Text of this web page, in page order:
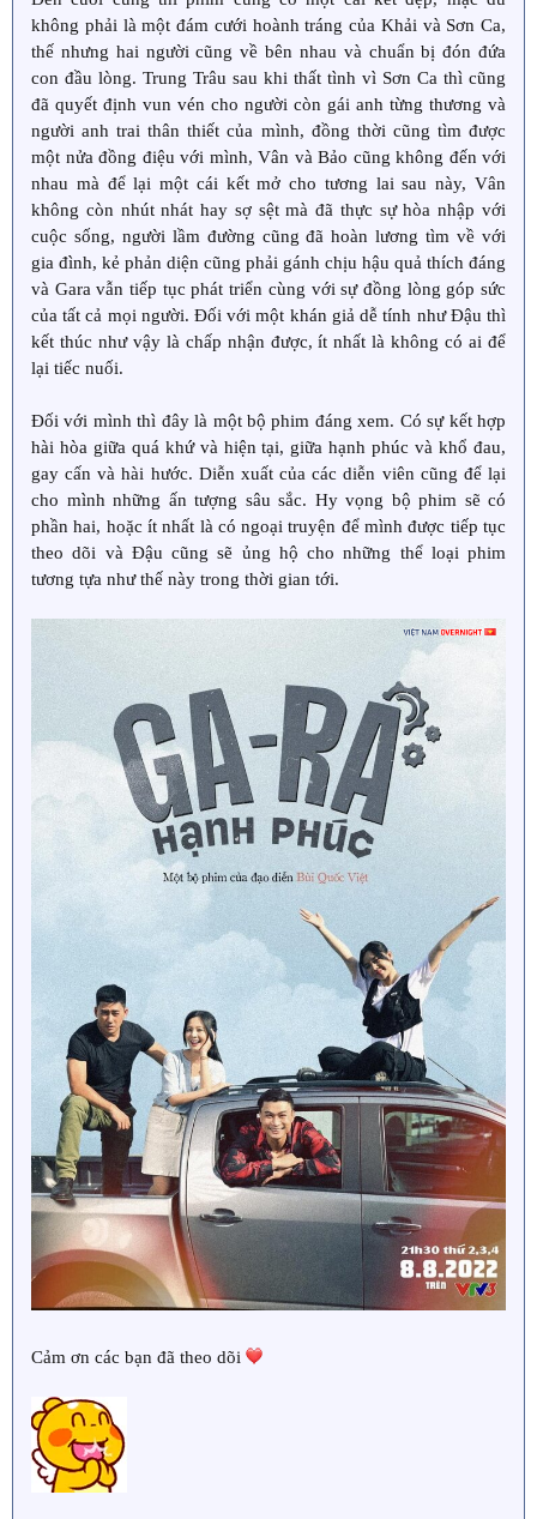
không phải là một đám cưới hoành tráng của Khải và Sơn Ca,
thế nhưng hai người cũng về bên nhau và chuẩn bị đón đứa
con đầu lòng. Trung Trâu sau khi thất tình vì Sơn Ca thì cũng
đã quyết định vun vén cho người còn gái anh từng thương và
người anh trai thân thiết của mình, đồng thời cũng tìm được
một nửa đồng điệu với mình, Vân và Bảo cũng không đến với
nhau mà để lại một cái kết mở cho tương lai sau này, Vân
không còn nhút nhát hay sợ sệt mà đã thực sự hòa nhập với
cuộc sống, người lầm đường cũng đã hoàn lương tìm về với
gia đình, kẻ phản diện cũng phải gánh chịu hậu quả thích đáng
và Gara vẫn tiếp tục phát triển cùng với sự đồng lòng góp sức
của tất cả mọi người. Đối với một khán giả dễ tính như Đậu thì
kết thúc như vậy là chấp nhận được, ít nhất là không có ai để
lại tiếc nuối.
Đối với mình thì đây là một bộ phim đáng xem. Có sự kết hợp
hài hòa giữa quá khứ và hiện tại, giữa hạnh phúc và khổ đau,
gay cấn và hài hước. Diễn xuất của các diễn viên cũng để lại
cho mình những ấn tượng sâu sắc. Hy vọng bộ phim sẽ có
phần hai, hoặc ít nhất là có ngoại truyện để mình được tiếp tục
theo dõi và Đậu cũng sẽ ủng hộ cho những thể loại phim
tương tựa như thế này trong thời gian tới.
Cảm ơn các bạn đã theo dõi